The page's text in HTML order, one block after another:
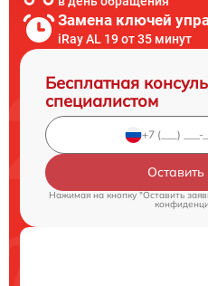
Замена ключей
iRay AL 19 от 35 минут
Бесплатная
специалистом
Нажимая на кнопку "Оставить